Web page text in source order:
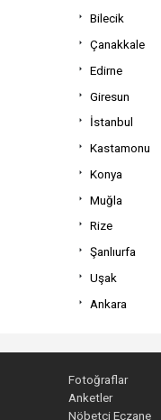
Bilecik
Çanakkale
Edirne
Giresun
İstanbul
Kastamonu
Konya
Muğla
Rize
Şanlıurfa
Uşak
Ankara
Fotoğraflar
Anketler
Nöbetçi Eczane